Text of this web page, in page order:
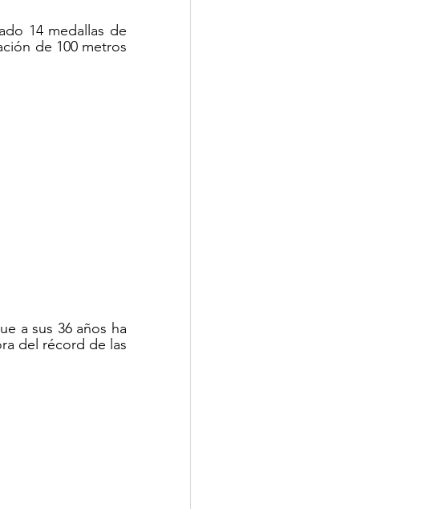
14 medallas de
de 100 metros
a sus 36 años ha
del récord de las